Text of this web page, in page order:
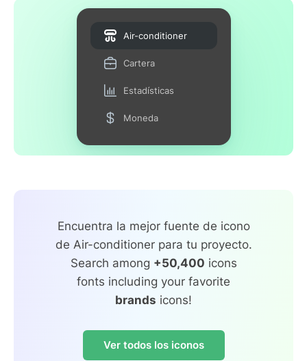
Air-conditioner
Cartera
Estadísticas
Moneda
Encuentra la mejor fuente de icono
de Air-conditioner para tu proyecto.
Search among +50,400 icons
fonts including your favorite
brands icons!
Ver todos los iconos